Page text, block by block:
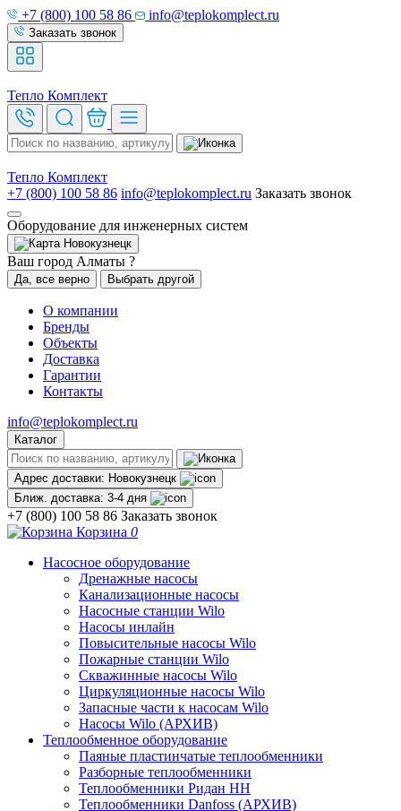
+7 (800) 100 58 86 info@teplokomplect.ru
Заказать звонок
Тепло Комплект
Тепло Комплект
+7 (800) 100 58 86 info@teplokomplect.ru Заказать звонок
Оборудование для инженерных систем
Новокузнецк
Ваш город Алматы ?
Да, все верно Выбрать другой
О компании
Бренды
Объекты
Доставка
Гарантии
Контакты
info@teplokomplect.ru
Каталог
Адрес доставки: Новокузнецк
Ближ. доставка: 3-4 дня
+7 (800) 100 58 86 Заказать звонок
Корзина 0
Насосное оборудование
Дренажные насосы
Канализационные насосы
Насосные станции Wilo
Насосы инлайн
Повысительные насосы Wilo
Пожарные станции Wilo
Скважинные насосы Wilo
Циркуляционные насосы Wilo
Запасные части к насосам Wilo
Насосы Wilo (АРХИВ)
Теплообменное оборудование
Паяные пластинчатые теплообменники
Разборные теплообменники
Теплообменники Ридан НН
Теплообменники Danfoss (АРХИВ)